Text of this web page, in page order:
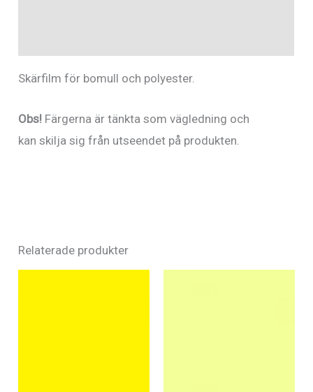
Skärfilm för bomull och polyester.
Obs! Färgerna är tänkta som vägledning och
kan skilja sig från utseendet på produkten.
Relaterade produkter